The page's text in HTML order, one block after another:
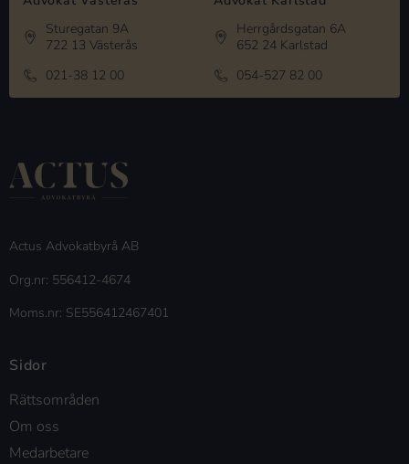
Sturegatan 9A
722 13 Västerås
021-38 12 00
Herrgårdsgatan 6A
652 24 Karlstad
054-527 82 00
Actus Advokatbyrå AB
Org.nr: 556412-4674
Moms.nr: SE556412467401
Sidor
Rättsområden
Om oss
Medarbetare